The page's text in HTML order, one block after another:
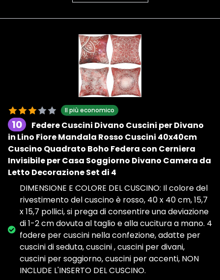
Il più economico
10
Federe Cuscini Divano Cuscini per Divano
in Lino Fiore Mandala Rosso Cuscini 40x40cm
Cuscino Quadrato Boho Federa con Cerniera
Invisibile per Casa Soggiorno Divano Camera da
Letto Decorazione Set di 4
DIMENSIONE E COLORE DEL CUSCINO: Il colore del
rivestimento del cuscino è rosso, 40 x 40 cm, 15,7
x 15,7 pollici, si prega di consentire una deviazione
di 1-2 cm dovuta al taglio e alla cucitura a mano. 4
fodere per cuscini nella confezione, adatte per
cuscini di seduta, cuscini , cuscini per divani,
cuscini per soggiorno, cuscini per accenti, NON
INCLUDE L'INSERTO DEL CUSCINO.